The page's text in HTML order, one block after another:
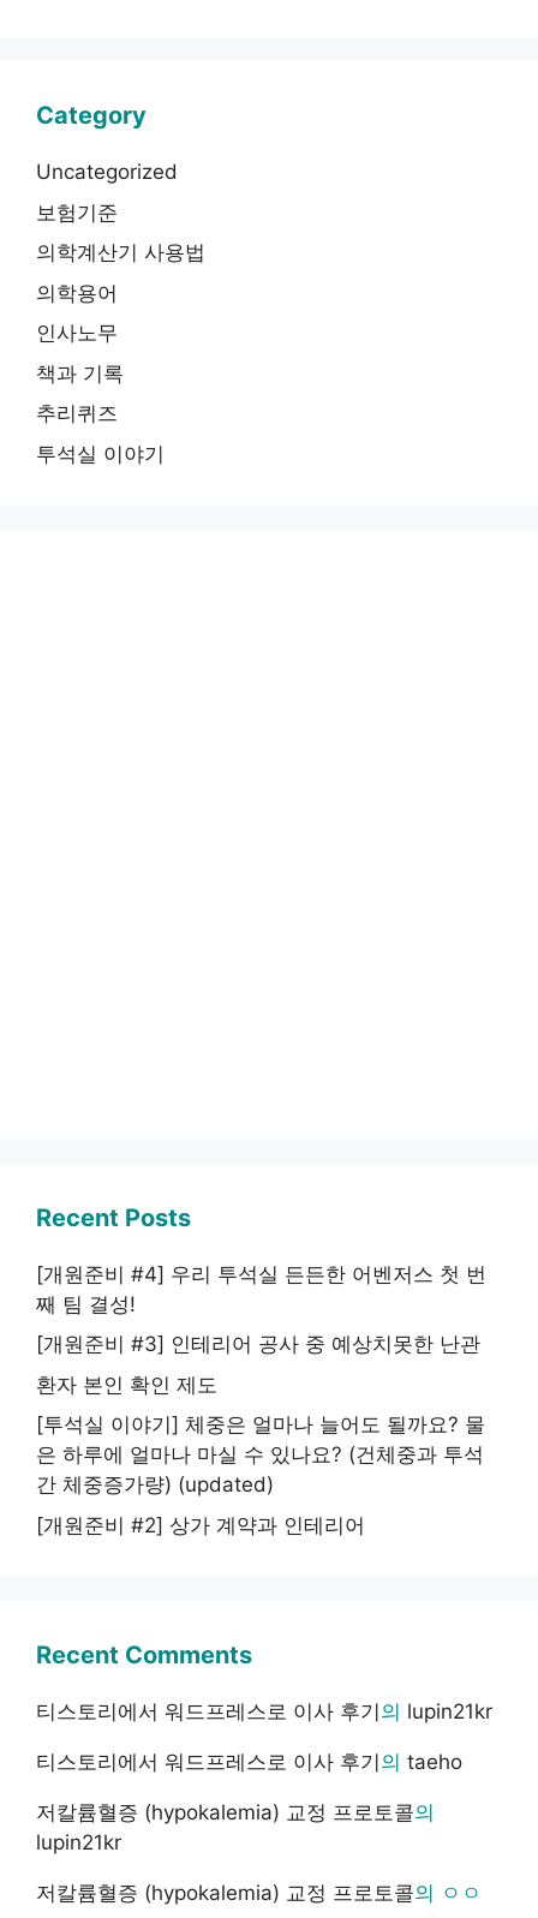
Category
Uncategorized
보험기준
의학계산기 사용법
의학용어
인사노무
책과 기록
추리퀴즈
투석실 이야기
Recent Posts
[개원준비 #4] 우리 투석실 든든한 어벤저스 첫 번
째 팀 결성!
[개원준비 #3] 인테리어 공사 중 예상치못한 난관
환자 본인 확인 제도
[투석실 이야기] 체중은 얼마나 늘어도 될까요? 물
은 하루에 얼마나 마실 수 있나요? (건체중과 투석
간 체중증가량) (updated)
[개원준비 #2] 상가 계약과 인테리어
Recent Comments
티스토리에서 워드프레스로 이사 후기의 lupin21kr
티스토리에서 워드프레스로 이사 후기의 taeho
저칼륨혈증 (hypokalemia) 교정 프로토콜의
lupin21kr
저칼륨혈증 (hypokalemia) 교정 프로토콜의 ㅇㅇ